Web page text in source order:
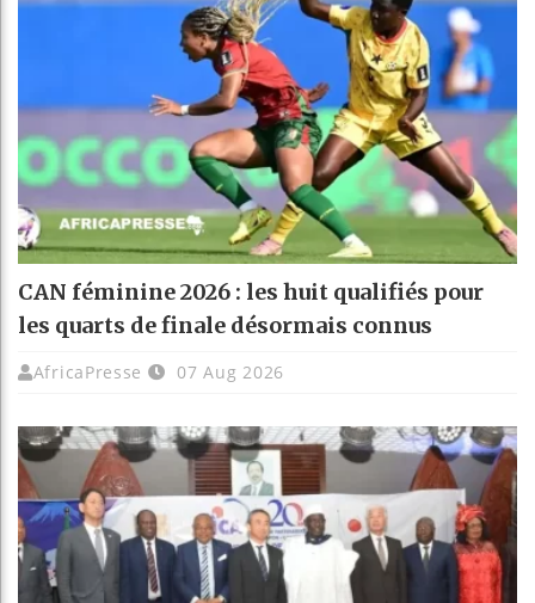
CAN féminine 2026 : les huit qualifiés pour
les quarts de finale désormais connus
AfricaPresse 07 Aug 2026